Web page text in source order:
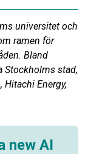
universitet och
ramen för
Bland
Stockholms stad,
Hitachi Energy,
new AI